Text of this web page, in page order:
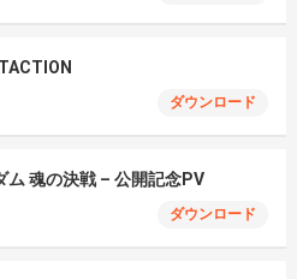
ダウンロード
ム 魂の決戦 – 公開記念PV
ダウンロード